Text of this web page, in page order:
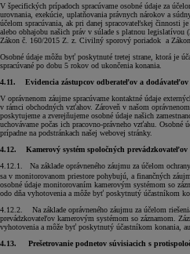
V špecifických prípadoch spracúvame osobné údaje za
urovnania, exekúcie, uplatňovania právnych nárokov a
účelom spracúvania, ak pri danej spracovateľskej činnosti
alebo obhajobu našich práv v súlade s platnou legislatívou
Zákon č. 160/2015 Z. z. Civilný sporový poriadok a
Osobné údaje môžu byť poskytnuté tretej strane, ktorá je
spracúvané po dobu 5 rokov od ukončenia konania.
4.11.
Evidencia zástupcov odberateľov a dodávateľov
V oprávnenom záujme spracúvame kontaktné údaje
v rámci obchodných vzťahov. Zároveň v našom
poskytujeme a zverejňujeme osobné údaje našich
uchovávame počas ich pracovno-právneho vzťahu. Osobné
prípadne na podstránkach našej webovej stránky.
4.12. Kamerový systém spoločných prevádzkovateľov
4.12.1. Na základe oprávneného záujmu za účelom
sa v monitorovanom priestore pohybujú, a finančných
osobné údaje monitorovaním kamerovým systémom so
odo dňa vyhotovenia a môže byť poskytnutý účastníkom
4.12.2. Na základe oprávneného záujmu za účelom
prevádzkovateľov kamerovým systémom so záznamom.
vyhotovenia a môže byť poskytnutý účastníkom konania,
4.13. Prešetrovanie podnetov súvisiacich s